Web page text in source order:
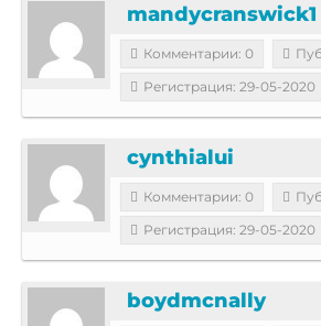
mandycranswick1
Комментарии: 0
Регистрация: 29-05-2020
cynthialui
Комментарии: 0
Регистрация: 29-05-2020
boydmcnally